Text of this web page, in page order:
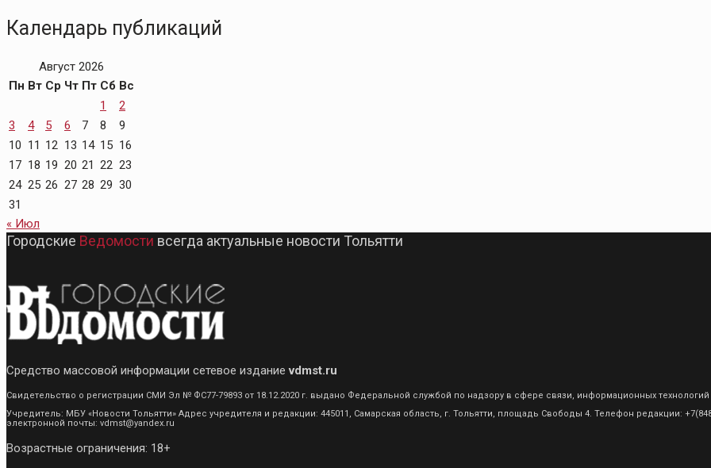
Календарь публикаций
Август 2026
Пн Вт Ср Чт Пт Сб Вс
1
2
3
4 5 6 7 8
9
10 11 12 13 14 15 16
17 18 19 20 21 22 23
24 25 26 27 28 29 30
31
« Июл
Городские Ведомости всегда актуальные новости Тольятти
Средство массовой информации сетевое изданиеvdmst.ru
Свидетельство о регистрации СМИ Эл № ФС77-79893 от 18.12.2020 г. выдано Федеральной службой по надзору в сфере связи, информационных
Учредитель: МБУ «Новости Тольятти» Адрес учредителя и редакции: 445011, Самарская область, г. Тольятти, площадь Свободы 4. Телефон редакции:
электронной почты: vdmst@yandex.ru
Возрастные ограничения: 18+